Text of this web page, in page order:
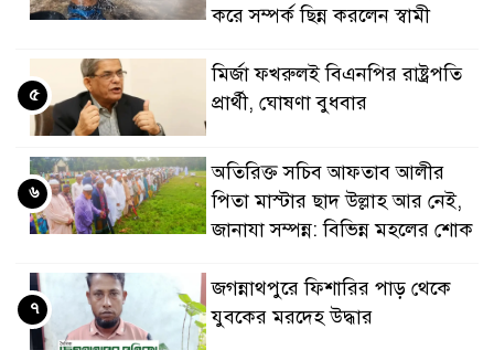
করে সম্পর্ক ছিন্ন করলেন স্বামী
মির্জা ফখরুলই বিএনপির রাষ্ট্রপতি
প্রার্থী, ঘোষণা বুধবার
৫
অতিরিক্ত সচিব আফতাব আলীর
পিতা মাস্টার ছাদ উল্লাহ আর নেই,
জানাযা সম্পন্ন: বিভিন্ন মহলের শোক
৬
জগন্নাথপুরে ফিশারির পাড় থেকে
যুবকের মরদেহ উদ্ধার
৭